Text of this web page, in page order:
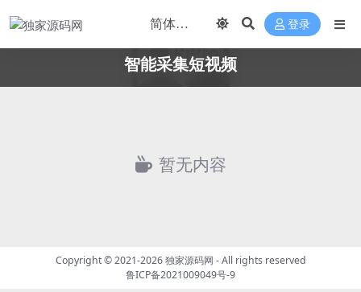
登录
智能采集短视频
暂无内容
Copyright © 2021-2026独家源码网 - All rights reserved
鲁ICP备2021009049号-9